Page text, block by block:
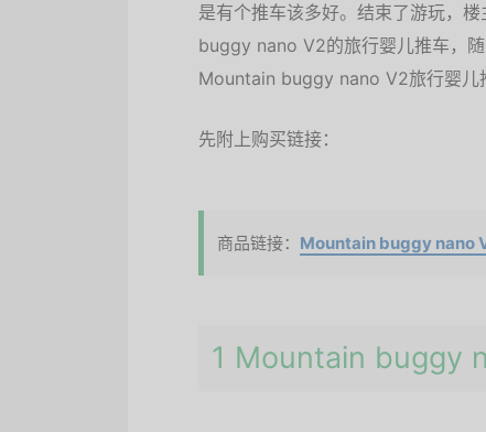
是有个推车该多好。结束了游玩，
buggy nano V2的旅行婴儿推车，
Mountain buggy nano V2旅行婴儿
先附上购买链接：
商品链接： Mountain buggy nano
1 Mountain buggy